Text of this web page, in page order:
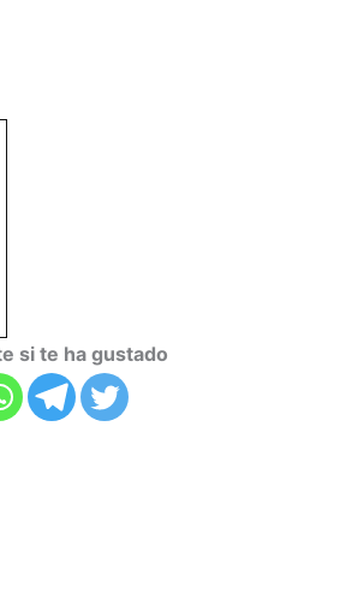
si te ha gustado